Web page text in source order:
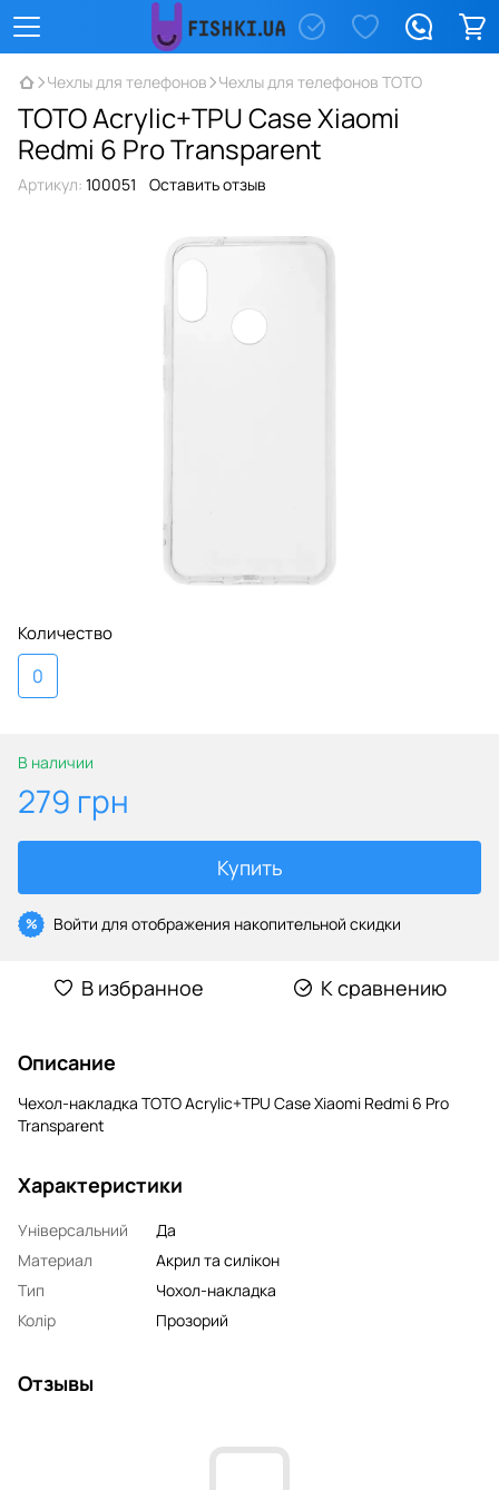
Чехлы для телефонов Чехлы для телефонов TOTO
TOTO Acrylic+TPU Case Xiaomi
Redmi 6 Pro Transparent
Артикул: 100051 Оставить отзыв
Количество
0
В наличии
279 грн
Купить
% Войти для отображения накопительной скидки
В избранное К сравнению
Описание
Чехол-накладка TOTO Acrylic+TPU Case Xiaomi Redmi 6 Pro
Transparent
Характеристики
Універсальний
Да
Материал
Акрил та силікон
Тип
Чохол-накладка
Колір
Прозорий
Отзывы